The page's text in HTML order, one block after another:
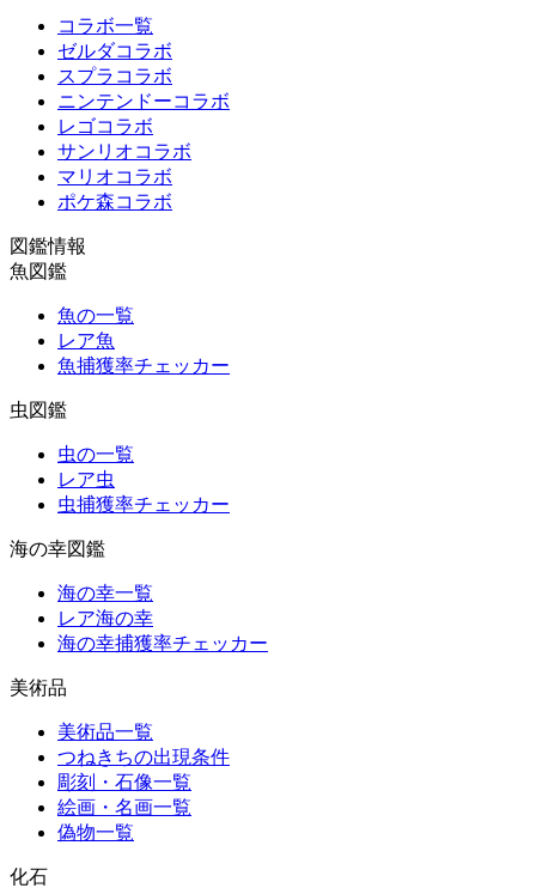
コラボ一覧
ゼルダコラボ
スプラコラボ
ニンテンドーコラボ
レゴコラボ
サンリオコラボ
マリオコラボ
ポケ森コラボ
図鑑情報
魚図鑑
魚の一覧
レア魚
魚捕獲率チェッカー
虫図鑑
虫の一覧
レア虫
虫捕獲率チェッカー
海の幸図鑑
海の幸一覧
レア海の幸
海の幸捕獲率チェッカー
美術品
美術品一覧
つねきちの出現条件
彫刻・石像一覧
絵画・名画一覧
偽物一覧
化石